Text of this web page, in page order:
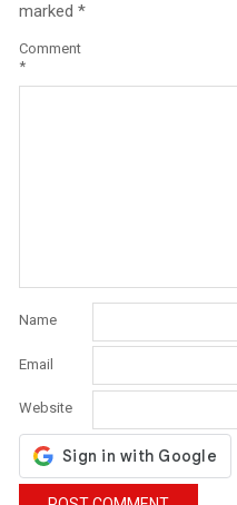
marked *
Comment
*
Name
Email
Website